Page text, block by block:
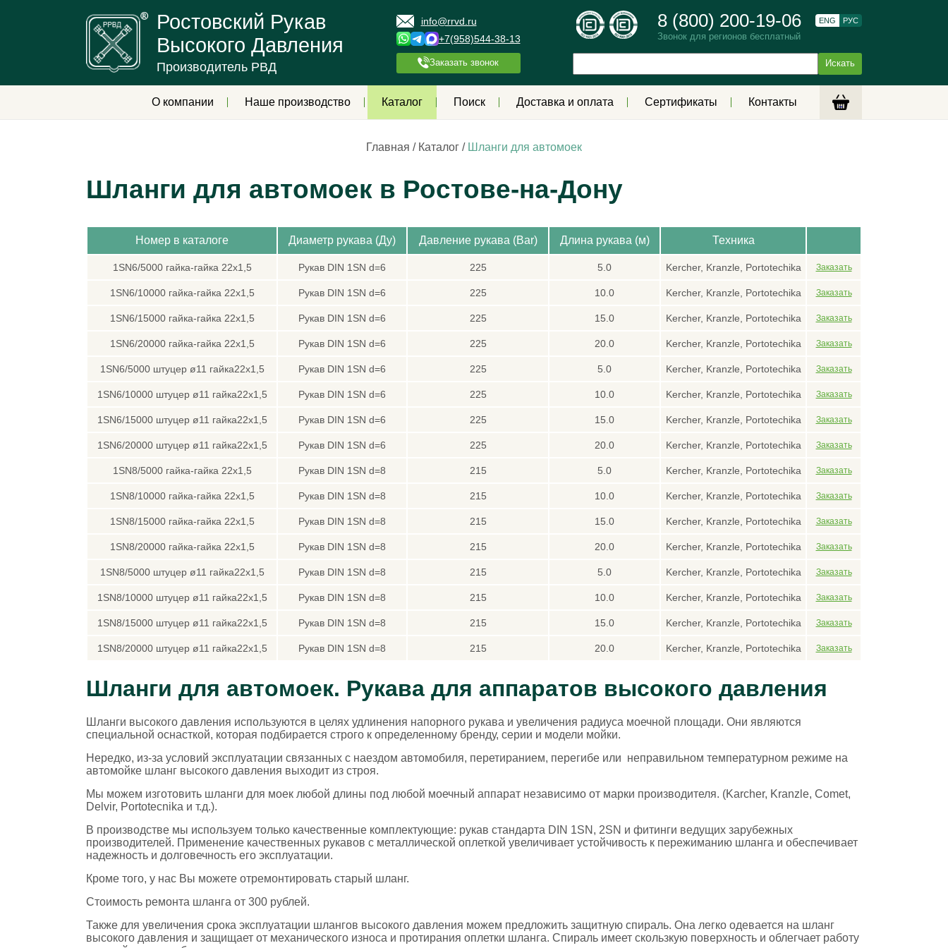
Ростовский Рукав
Высокого Давления
Производитель РВД
info@rrvd.ru
+7(958)544-38-13
Заказать звонок
8 (800) 200-19-06
Звонок для регионов бесплатный
ENG РУС
О компании Наше производство Каталог Поиск Доставка и оплата Сертификаты Контакты
Главная / Каталог / Шланги для автомоек
Шланги для автомоек в Ростове-на-Дону
Номер в каталоге Диаметр рукава (Ду) Давление рукава (Bar) Длина рукава (м) Техника
1SN6/5000 гайка-гайка 22х1,5 Рукав DIN 1SN d=6 225 5.0 Kercher, Kranzle, Portotechika
1SN6/10000 гайка-гайка 22х1,5 Рукав DIN 1SN d=6 225 10.0 Kercher, Kranzle, Portotechika
1SN6/15000 гайка-гайка 22х1,5 Рукав DIN 1SN d=6 225 15.0 Kercher, Kranzle, Portotechika
1SN6/20000 гайка-гайка 22х1,5 Рукав DIN 1SN d=6 225 20.0 Kercher, Kranzle, Portotechika
1SN6/5000 штуцер ø11 гайка22х1,5 Рукав DIN 1SN d=6 225 5.0 Kercher, Kranzle, Portotechika
1SN6/10000 штуцер ø11 гайка22х1,5 Рукав DIN 1SN d=6 225 10.0 Kercher, Kranzle, Portotechika
1SN6/15000 штуцер ø11 гайка22х1,5 Рукав DIN 1SN d=6 225 15.0 Kercher, Kranzle, Portotechika
1SN6/20000 штуцер ø11 гайка22х1,5 Рукав DIN 1SN d=6 225 20.0 Kercher, Kranzle, Portotechika
1SN8/5000 гайка-гайка 22х1,5 Рукав DIN 1SN d=8 215 5.0 Kercher, Kranzle, Portotechika
1SN8/10000 гайка-гайка 22х1,5 Рукав DIN 1SN d=8 215 10.0 Kercher, Kranzle, Portotechika
1SN8/15000 гайка-гайка 22х1,5 Рукав DIN 1SN d=8 215 15.0 Kercher, Kranzle, Portotechika
1SN8/20000 гайка-гайка 22х1,5 Рукав DIN 1SN d=8 215 20.0 Kercher, Kranzle, Portotechika
1SN8/5000 штуцер ø11 гайка22х1,5 Рукав DIN 1SN d=8 215 5.0 Kercher, Kranzle, Portotechika
1SN8/10000 штуцер ø11 гайка22х1,5 Рукав DIN 1SN d=8 215 10.0 Kercher, Kranzle, Portotechika
1SN8/15000 штуцер ø11 гайка22х1,5 Рукав DIN 1SN d=8 215 15.0 Kercher, Kranzle, Portotechika
1SN8/20000 штуцер ø11 гайка22х1,5 Рукав DIN 1SN d=8 215 20.0 Kercher, Kranzle, Portotechika
Шланги для автомоек. Рукава для аппаратов высокого давления
Шланги высокого давления используются в целях удлинения напорного рукава и увеличения радиуса моечной площади. Они являются
специальной оснасткой, которая подбирается строго к определенному бренду, серии и модели мойки.
Нередко, из-за условий эксплуатации связанных с наездом автомобиля, перетиранием, перегибе или неправильном температурном режиме на
автомойке шланг высокого давления выходит из строя.
Мы можем изготовить шланги для моек любой длины под любой моечный аппарат независимо от марки производителя. (Karcher, Kranzle, Comet,
Delvir, Portotecnika и т.д.).
В производстве мы используем только качественные комплектующие: рукав стандарта DIN 1SN, 2SN и фитинги ведущих зарубежных
производителей. Применение качественных рукавов с металлической оплеткой увеличивает устойчивость к пережиманию шланга и обеспечивает
надежность и долговечность его эксплуатации.
Кроме того, у нас Вы можете отремонтировать старый шланг.
Стоимость ремонта шланга от 300 рублей.
Также для увеличения срока эксплуатации шлангов высокого давления можем предложить защитную спираль. Она легко одевается на шланг
высокого давления и защищает от механического износа и протирания оплетки шланга. Спираль имеет скользкую поверхность и облегчает работу